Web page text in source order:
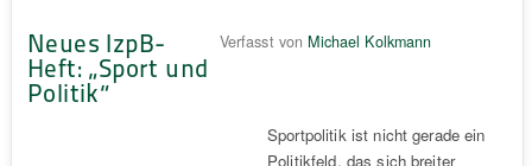
Neues IzpB-
Heft: „Sport und
Politik“
Verfasst von Michael Kolkmann
Sportpolitik ist nicht gerade ein
Politikfeld, das sich breiter